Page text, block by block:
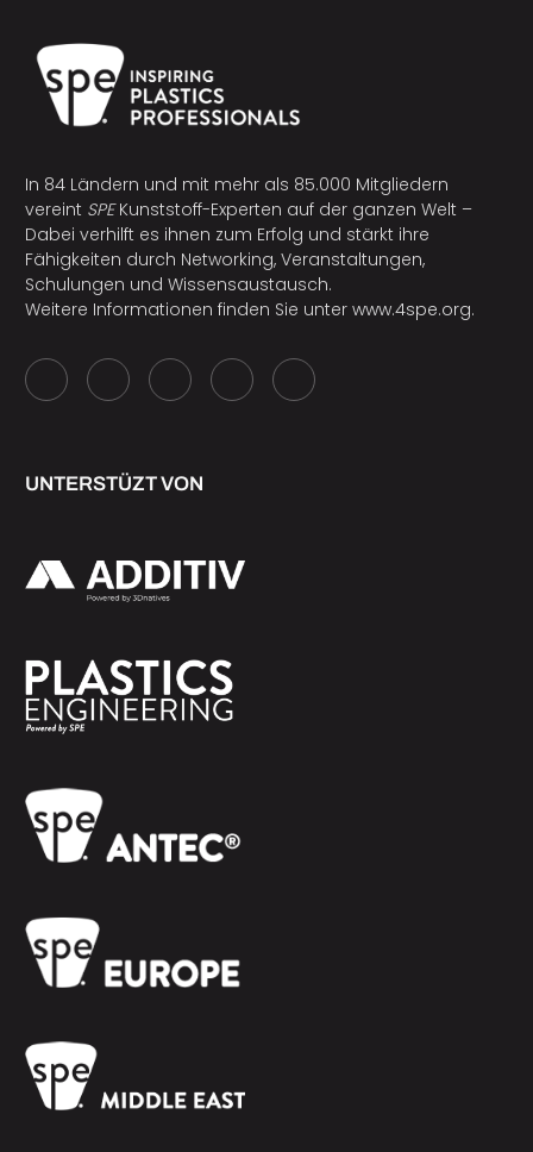
In 84 Ländern und mit mehr als 85.000 Mitgliedern
vereint SPEKunststoff-Experten auf der ganzen Welt –
Dabei verhilft es ihnen zum Erfolg und stärkt ihre
Fähigkeiten durch Networking, Veranstaltungen,
Schulungen und Wissensaustausch.
Weitere Informationen finden Sie unter www.4spe.org.
UNTERSTÜZT VON